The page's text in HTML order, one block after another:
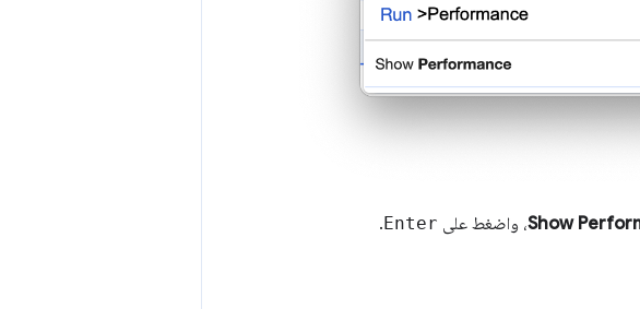
Show، واضغط على Enter
.